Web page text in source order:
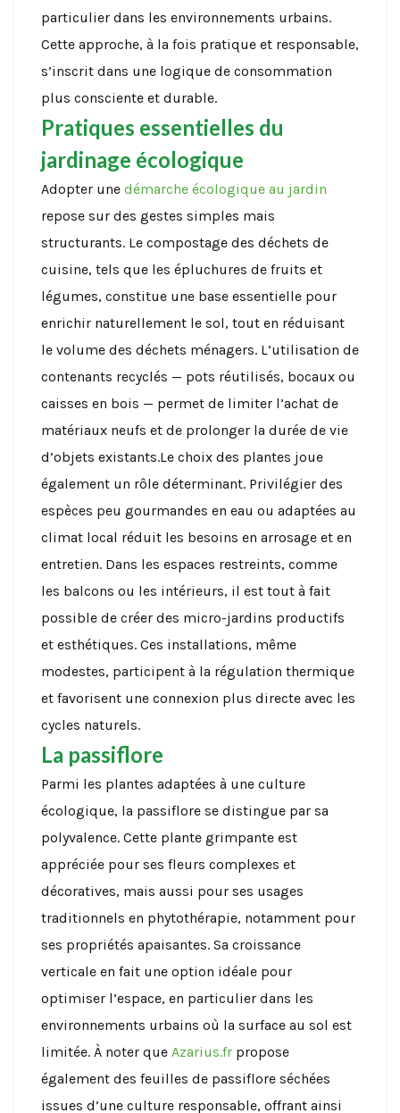
particulier dans les environnements urbains.
Cette approche, à la fois pratique et responsable,
s’inscrit dans une logique de consommation
plus consciente et durable.
Pratiques essentielles du
jardinage écologique
Adopter une démarche écologique au jardin
repose sur des gestes simples mais
structurants. Le compostage des déchets de
cuisine, tels que les épluchures de fruits et
légumes, constitue une base essentielle pour
enrichir naturellement le sol, tout en réduisant
le volume des déchets ménagers. L’utilisation de
contenants recyclés — pots réutilisés, bocaux ou
caisses en bois — permet de limiter l’achat de
matériaux neufs et de prolonger la durée de vie
d’objets existants.Le choix des plantes joue
également un rôle déterminant. Privilégier des
espèces peu gourmandes en eau ou adaptées au
climat local réduit les besoins en arrosage et en
entretien. Dans les espaces restreints, comme
les balcons ou les intérieurs, il est tout à fait
possible de créer des micro-jardins productifs
et esthétiques. Ces installations, même
modestes, participent à la régulation thermique
et favorisent une connexion plus directe avec les
cycles naturels.
La passiflore
Parmi les plantes adaptées à une culture
écologique, la passiflore se distingue par sa
polyvalence. Cette plante grimpante est
appréciée pour ses fleurs complexes et
décoratives, mais aussi pour ses usages
traditionnels en phytothérapie, notamment pour
ses propriétés apaisantes. Sa croissance
verticale en fait une option idéale pour
optimiser l’espace, en particulier dans les
environnements urbains où la surface au sol est
limitée. À noter que Azarius.fr propose
également des feuilles de passiflore séchées
issues d’une culture responsable, offrant ainsi